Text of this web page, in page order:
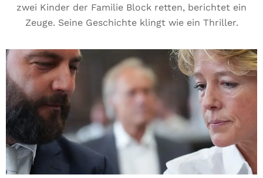
zwei Kinder der Familie Block retten, berichtet ein
Zeuge. Seine Geschichte klingt wie ein Thriller.